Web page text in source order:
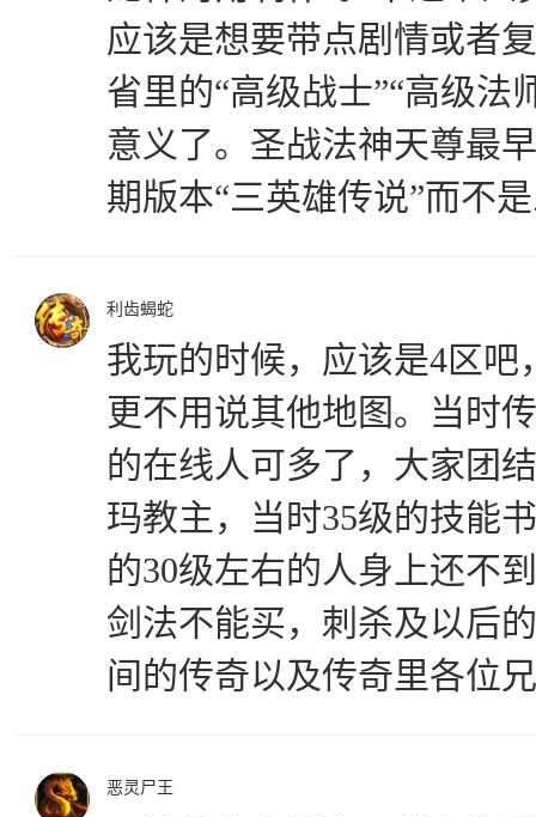
应该是想要带点剧情或者
省里的“高级战士”“高级法
意义了。圣战法神天尊最
期版本“三英雄传说”而不
利齿蝎蛇
我玩的时候，应该是4区
更不用说其他地图。当时
的在线人可多了，大家团
玛教主，当时35级的技能
的30级左右的人身上还不
剑法不能买，刺杀及以后
间的传奇以及传奇里各位
恶灵尸王